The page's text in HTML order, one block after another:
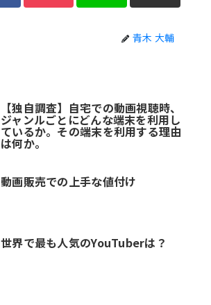
青木 大輔
【独自調査】自宅での動画視聴時、
ジャンルごとにどんな端末を利用し
ているか。その端末を利用する理由
は何か。
動画販売での上手な値付け
世界で最も人気のYouTuberは？